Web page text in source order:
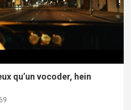
qu’un vocoder, hein